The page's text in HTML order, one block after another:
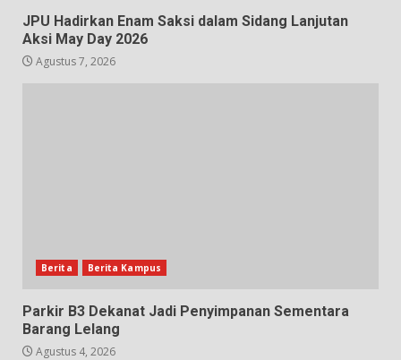
JPU Hadirkan Enam Saksi dalam Sidang Lanjutan
Aksi May Day 2026
Agustus 7, 2026
Berita Berita Kampus
Parkir B3 Dekanat Jadi Penyimpanan Sementara
Barang Lelang
Agustus 4, 2026